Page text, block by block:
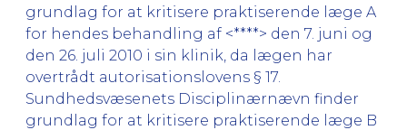
grundlag for at kritisere praktiserende læge A
for hendes behandling af <****> den 7. juni og
den 26. juli 2010 i sin klinik, da lægen har
overtrådt autorisationslovens § 17.
Sundhedsvæsenets Disciplinærnævn finder
grundlag for at kritisere praktiserende læge B